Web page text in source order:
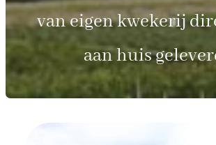
van eigen kwekerij
aan huis